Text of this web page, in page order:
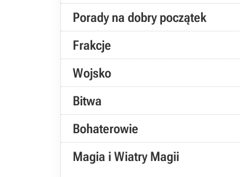
Porady na dobry początek
Frakcje
Wojsko
Bitwa
Bohaterowie
Magia i Wiatry Magii